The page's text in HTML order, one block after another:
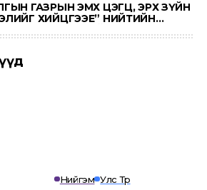
ГАЗРЫН ЭМХ ЦЭГЦ, ЭРХ ЗҮЙН
ХИЙЦГЭЭЕ” НИЙТИЙН
Нийгэм Улс Төр